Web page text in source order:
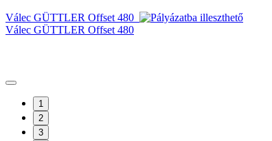
Válec GÜTTLER Offset 480
Válec GÜTTLER Offset 480
1
2
3